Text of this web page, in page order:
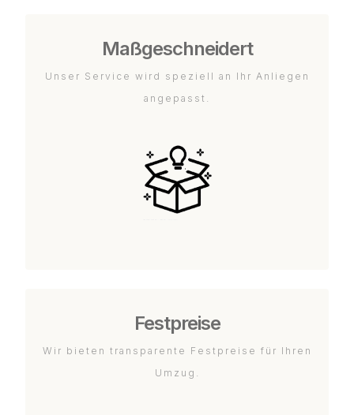
Maßgeschneidert
Unser Service wird speziell an Ihr Anliegen
angepasst.
Festpreise
Wir bieten transparente Festpreise für Ihren
Umzug.